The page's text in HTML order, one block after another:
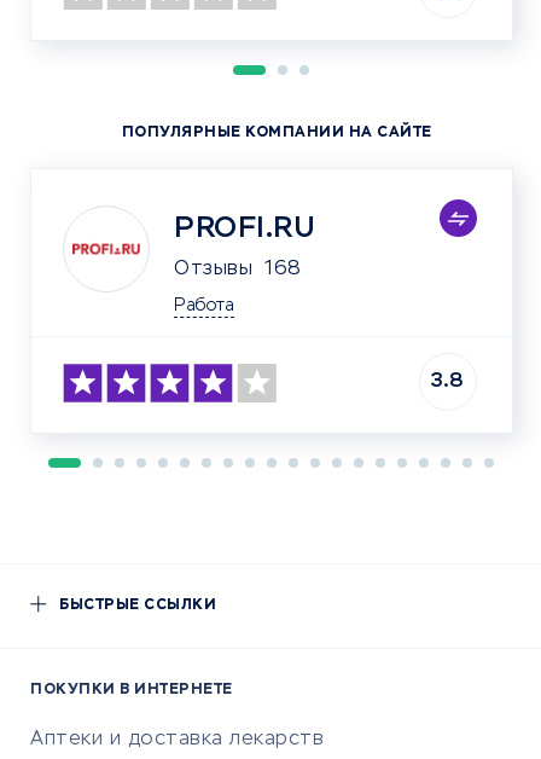
ПОПУЛЯРНЫЕ КОМПАНИИ НА САЙТЕ
PROFI.RU
Отзывы 168
Работа
3.8
БЫСТРЫЕ ССЫЛКИ
ПОКУПКИ В ИНТЕРНЕТЕ
Аптеки и доставка лекарств